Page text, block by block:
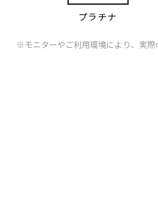
プラチナ
※モニターやご利用環境により、実際